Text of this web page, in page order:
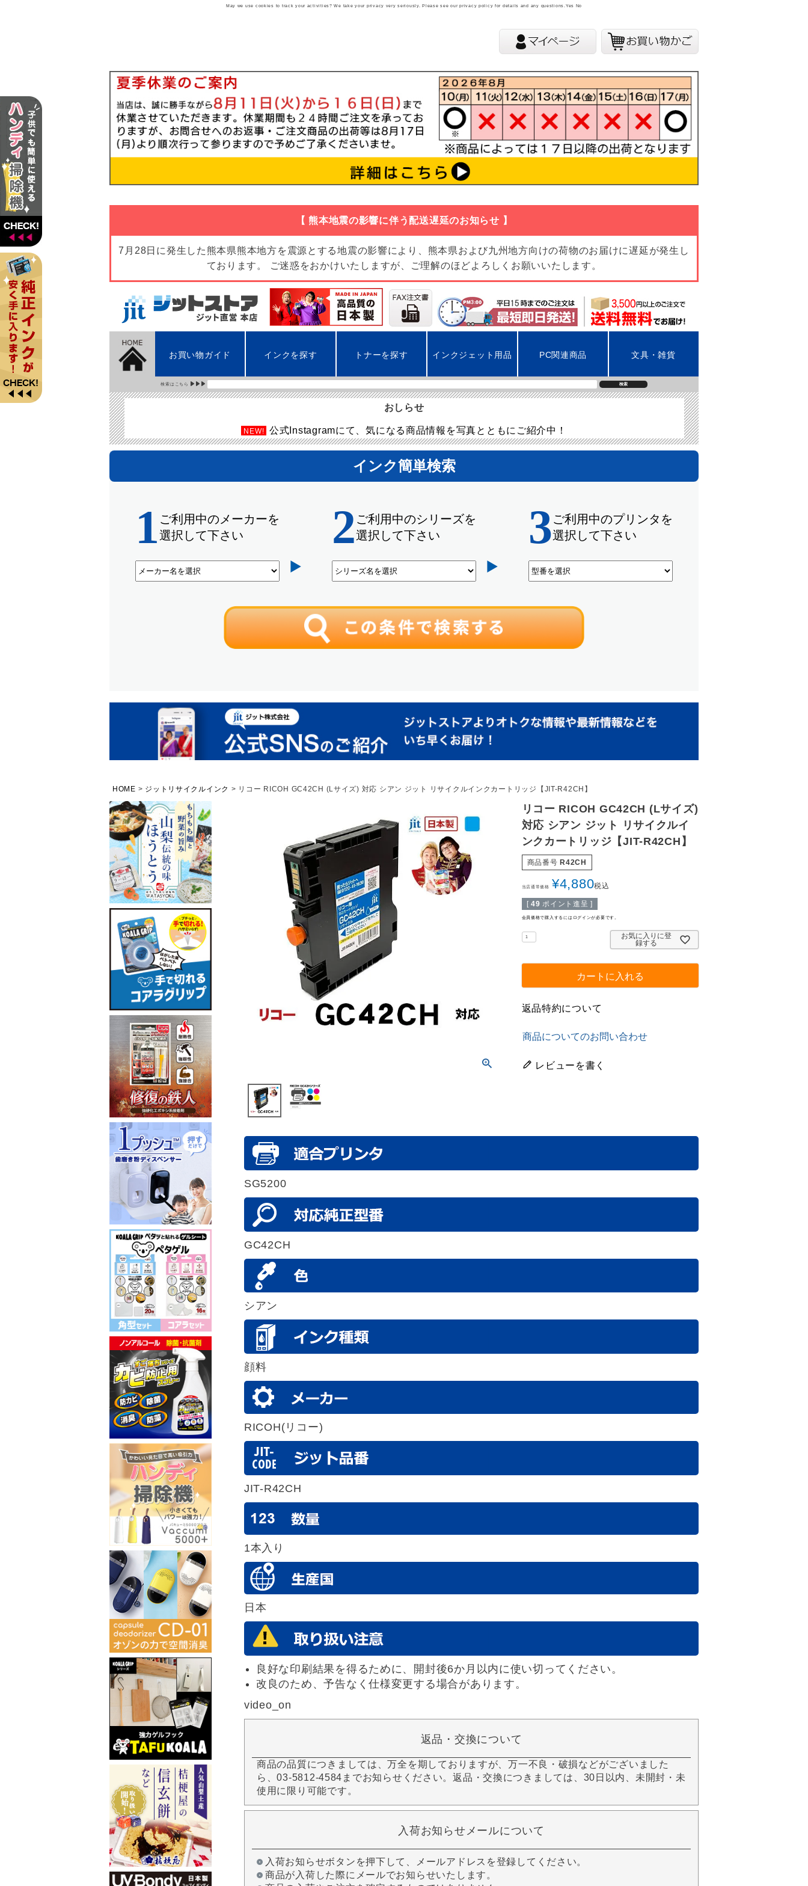
【 熊本地震の影響に伴う配送遅延のお知らせ 】
7月28日に発生した熊本県熊本地方を震源とする地震の影響により、熊本県および九州地方向けの荷物のお届けに遅延が発生し
ております。 ご迷惑をおかけいたしますが、ご理解のほどよろしくお願いいたします。
お買い物ガイド インクを探す トナーを探す インクジェット用品 PC関連商品 文具・雑貨
検索はこちら 検索
おしらせ
NEW! 公式Instagramにて、気になる商品情報を写真とともにご紹介中！
HOME ジットリサイクルインク リコー RICOH GC42CH (Lサイズ) 対応 シアン ジット リサイクルインクカートリッジ【JIT-R42CH】
リコー RICOH GC42CH (Lサイズ)
対応 シアン ジット リサイクルイ
ンクカートリッジ【JIT-R42CH】
商品番号 R42CH
当店通常価格 ¥4,880税込
[ 49 ポイント進呈 ]
会員価格で購入するにはログインが必要です。
お気に入りに登
録する
カートに入れる
返品特約について
商品についてのお問い合わせ
レビューを書く
SG5200
GC42CH
シアン
顔料
RICOH(リコー)
JIT-R42CH
1本入り
日本
良好な印刷結果を得るために、開封後6か月以内に使い切ってください。
改良のため、予告なく仕様変更する場合があります。
video_on
返品・交換について
商品の品質につきましては、万全を期しておりますが、万一不良・破損などがございました
ら、03-5812-4584までお知らせください。返品・交換につきましては、30日以内、未開封・未
使用に限り可能です。
入荷お知らせメールについて
入荷お知らせボタンを押下して、メールアドレスを登録してください。
商品が入荷した際にメールでお知らせいたします。
May we use cookies to track your activities? We take your privacy very seriously. Please see our privacy policy for details and any questions.Yes No